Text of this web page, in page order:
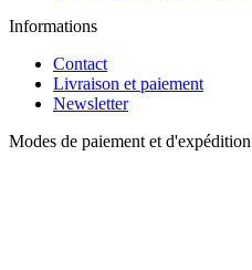
Informations
Contact
Livraison et paiement
Newsletter
Modes de paiement et d'expédition